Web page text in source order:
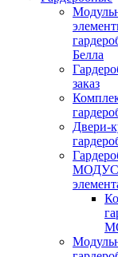
Белла
заказ
Двери-
МОДУС